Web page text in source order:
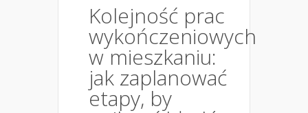
Kolejność prac
wykończeniowych
w mieszkaniu:
jak zaplanować
etapy, by